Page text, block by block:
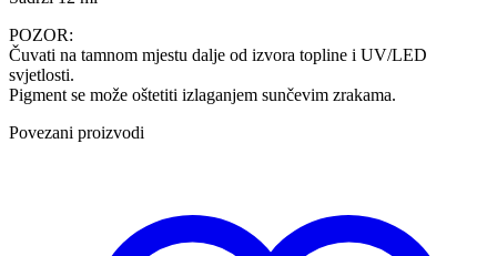
POZOR:
Čuvati na tamnom mjestu dalje od izvora topline i UV/LED
svjetlosti.
Pigment se može oštetiti izlaganjem sunčevim zrakama.
Povezani proizvodi